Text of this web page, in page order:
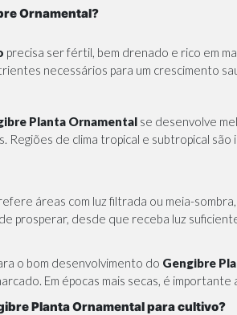
Ornamental?
precisa ser fértil, bem drenado e rico em
necessários para um crescimento
Planta Ornamental se desenvolve
Regiões de clima tropical e subtropical
áreas com luz filtrada ou meia-
prosperar, desde que receba luz
o bom desenvolvimento do Gengibre
Em épocas mais secas, é
Planta Ornamental para cultivo?